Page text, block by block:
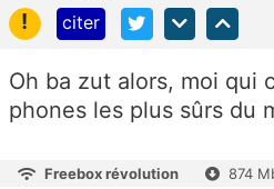
!
citer
Oh ba zut alors, moi qui
phones les plus sûrs du
Freebox révolution 874